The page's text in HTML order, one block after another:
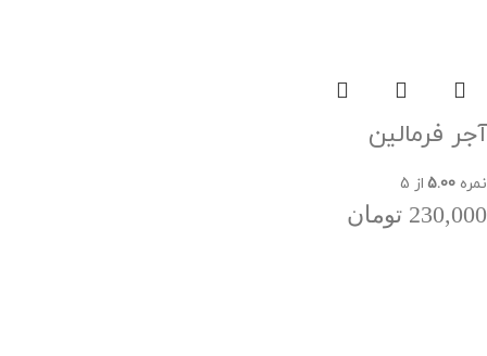
آجر فرمالین
نمره 5.00از 5
230,000 تومان